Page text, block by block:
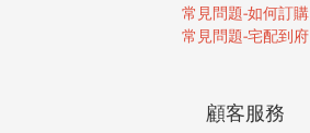
常見問題-如何訂購
常見問題-宅配到府
顧客服務